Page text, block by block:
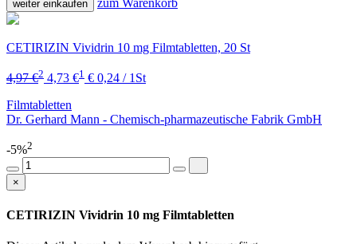
weiter einkaufen
CETIRIZIN Vividrin 10 mg Filmtabletten, 20 St
4,97 €2 4,73 €1 € 0,24 / 1St
Filmtabletten
Dr. Gerhard Mann - Chemisch-pharmazeutische Fabrik GmbH
-5%2
×
CETIRIZIN Vividrin 10 mg Filmtabletten